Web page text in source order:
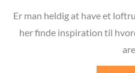
Er man heldig at have et
her finde inspiration til